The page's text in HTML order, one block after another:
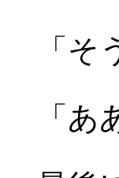
「そ
「あ